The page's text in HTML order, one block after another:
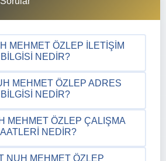
MEHMET ÖZLEP İLETIŞIM
BILGISI NEDIR?
MEHMET ÖZLEP ADRES
BILGISI NEDIR?
MEHMET ÖZLEP ÇALIŞMA
NEDIR?
NUH MEHMET ÖZLEP